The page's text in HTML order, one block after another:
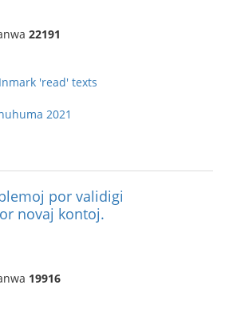
22191
'read' texts
2021
por validigi
novaj kontoj.
19916